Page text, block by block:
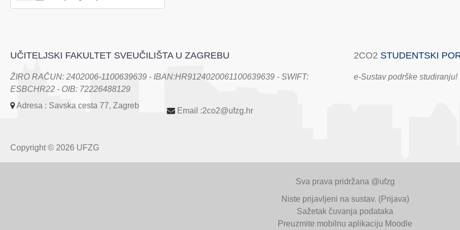
UČITELJSKI FAKULTET SVEUČILIŠTA U ZAGREBU
ŽIRO RAČUN: 2402006-1100639639 - IBAN:HR9124020061100639639 - SWIFT:
ESBCHR22 - OIB: 72226488129
Adresa : Savska cesta 77, Zagreb
Email :2co2@ufzg.hr
2CO2 STUDENTSKI
e-Sustav podrške studiranju!
Copyright © 2026 UFZG
Sva prava pridržana @ufzg
Niste prijavljeni na sustav. (Prijava)
Sažetak čuvanja podataka
Preuzmite mobilnu aplikaciju Moodle